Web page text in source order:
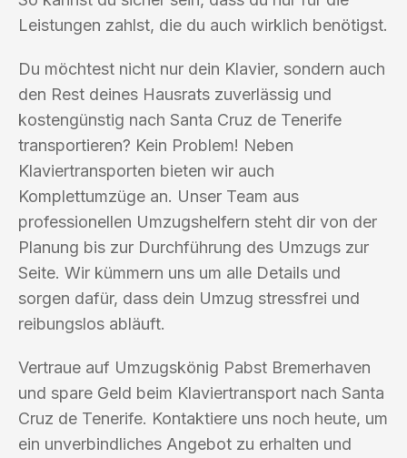
Leistungen zahlst, die du auch wirklich benötigst.
Du möchtest nicht nur dein Klavier, sondern auch
den Rest deines Hausrats zuverlässig und
kostengünstig nach Santa Cruz de Tenerife
transportieren? Kein Problem! Neben
Klaviertransporten bieten wir auch
Komplettumzüge an. Unser Team aus
professionellen Umzugshelfern steht dir von der
Planung bis zur Durchführung des Umzugs zur
Seite. Wir kümmern uns um alle Details und
sorgen dafür, dass dein Umzug stressfrei und
reibungslos abläuft.
Vertraue auf Umzugskönig Pabst Bremerhaven
und spare Geld beim Klaviertransport nach Santa
Cruz de Tenerife. Kontaktiere uns noch heute, um
ein unverbindliches Angebot zu erhalten und